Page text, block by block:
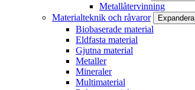
Metallåtervinning
Materialteknik och råvaror
Expandera
Biobaserade material
Eldfasta material
Gjutna material
Metaller
Mineraler
Multimaterial